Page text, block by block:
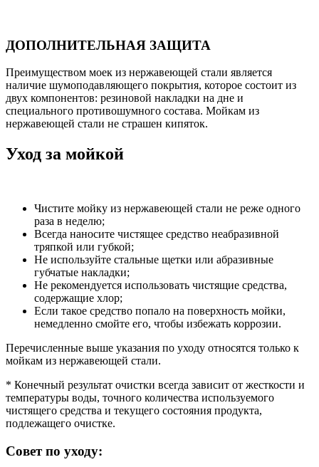
ДОПОЛНИТЕЛЬНАЯ ЗАЩИТА
Преимуществом моек из нержавеющей стали является
наличие шумоподавляющего покрытия, которое состоит из
двух компонентов: резиновой накладки на дне и
специального противошумного состава. Мойкам из
нержавеющей стали не страшен кипяток.
Уход за мойкой
Чистите мойку из нержавеющей стали не реже одного
раза в неделю;
Всегда наносите чистящее средство неабразивной
тряпкой или губкой;
Не используйте стальные щетки или абразивные
губчатые накладки;
Не рекомендуется использовать чистящие средства,
содержащие хлор;
Если такое средство попало на поверхность мойки,
немедленно смойте его, чтобы избежать коррозии.
Перечисленные выше указания по уходу относятся только к
мойкам из нержавеющей стали.
* Конечный результат очистки всегда зависит от жесткости и
температуры воды, точного количества используемого
чистящего средства и текущего состояния продукта,
подлежащего очистке.
Совет по уходу: